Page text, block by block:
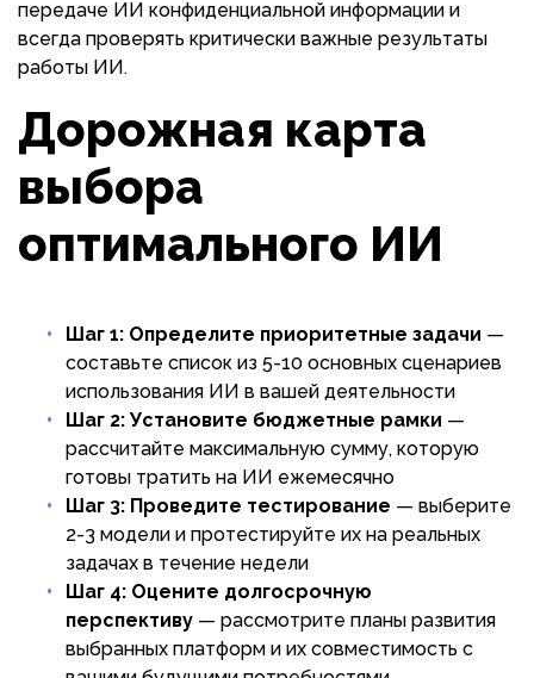
передаче ИИ конфиденциальной информации и
всегда проверять критически важные результаты
работы ИИ.
Дорожная карта
выбора
оптимального ИИ
Шаг 1: Определите приоритетные задачи —
составьте список из 5-10 основных сценариев
использования ИИ в вашей деятельности
Шаг 2: Установите бюджетные рамки —
рассчитайте максимальную сумму, которую
готовы тратить на ИИ ежемесячно
Шаг 3: Проведите тестирование — выберите
2-3 модели и протестируйте их на реальных
задачах в течение недели
Шаг 4: Оцените долгосрочную
перспективу — рассмотрите планы развития
выбранных платформ и их совместимость с